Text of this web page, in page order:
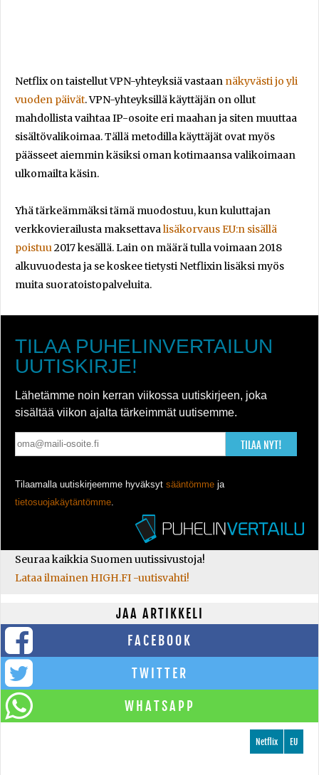
Netflix on taistellut VPN-yhteyksiä vastaan näkyvästi jo yli
vuoden päivät. VPN-yhteyksillä käyttäjän on ollut
mahdollista vaihtaa IP-osoite eri maahan ja siten muuttaa
sisältövalikoimaa. Tällä metodilla käyttäjät ovat myös
päässeet aiemmin käsiksi oman kotimaansa valikoimaan
ulkomailta käsin.
Yhä tärkeämmäksi tämä muodostuu, kun kuluttajan
verkkovierailusta maksettava lisäkorvaus EU:n sisällä
poistuu 2017 kesällä. Lain on määrä tulla voimaan 2018
alkuvuodesta ja se koskee tietysti Netflixin lisäksi myös
muita suoratoistopalveluita.
TILAA PUHELINVERTAILUN
UUTISKIRJE!
Lähetämme noin kerran viikossa uutiskirjeen, joka
sisältää viikon ajalta tärkeimmät uutisemme.
TILAA NYT!
Tilaamalla uutiskirjeemme hyväksyt sääntömme ja
tietosuojakäytäntömme
Seuraa kaikkia Suomen uutissivustoja!
Lataa ilmainen HIGH.FI -uutisvahti!
JAA ARTIKKELI
FACEBOOK
TWITTER
WHATSAPP
EU
Netflix